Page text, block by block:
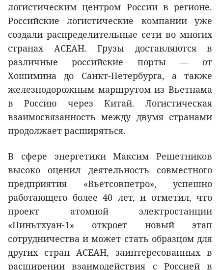
логистическим центром России в регионе.
Российские логистические компании уже
создали распределительные сети во многих
странах АСЕАН. Грузы доставляются в
различные российские порты — от
Хошимина до Санкт-Петербурга, а также
железнодорожным маршрутом из Вьетнама
в Россию через Китай. Логистическая
взаимосвязанность между двумя странами
продолжает расширяться.
В сфере энергетики Максим Решетников
высоко оценил деятельность совместного
предприятия «Вьетсовпетро», успешно
работающего более 40 лет, и отметил, что
проект атомной электростанции
«Ниньтхуан-1» откроет новый этап
сотрудничества и может стать образцом для
других стран АСЕАН, заинтересованных в
расширении взаимодействия с Россией в